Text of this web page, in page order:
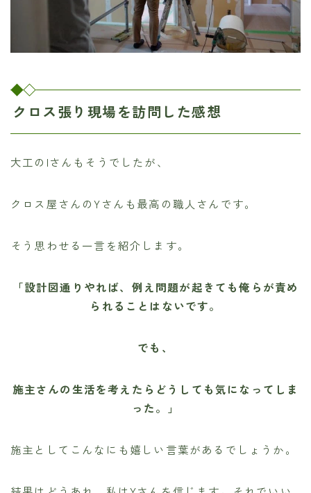
クロス張り現場を訪問した感想
大工のIさんもそうでしたが、
クロス屋さんのYさんも最高の職人さんです。
そう思わせる一言を紹介します。
「設計図通りやれば、例え問題が起きても俺らが責め
られることはないです。
でも、
施主さんの生活を考えたらどうしても気になってしま
った。」
施主としてこんなにも嬉しい言葉があるでしょうか。